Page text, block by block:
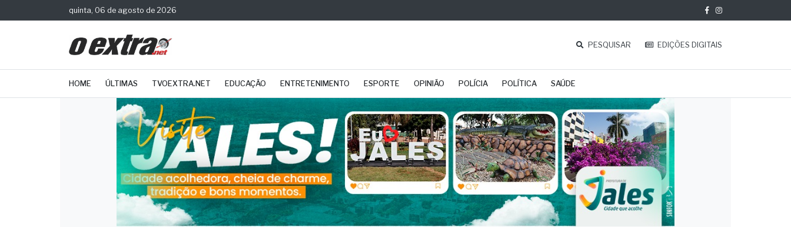
quinta, 06 de agosto de 2026
PESQUISAR EDIÇÕES DIGITAIS
HOME ÚLTIMAS TVOEXTRA.NET EDUCAÇÃO ENTRETENIMENTO ESPORTE OPINIÃO POLÍCIA POLÍTICA SAÚDE
COMÉRCIO
Balança comercial da região